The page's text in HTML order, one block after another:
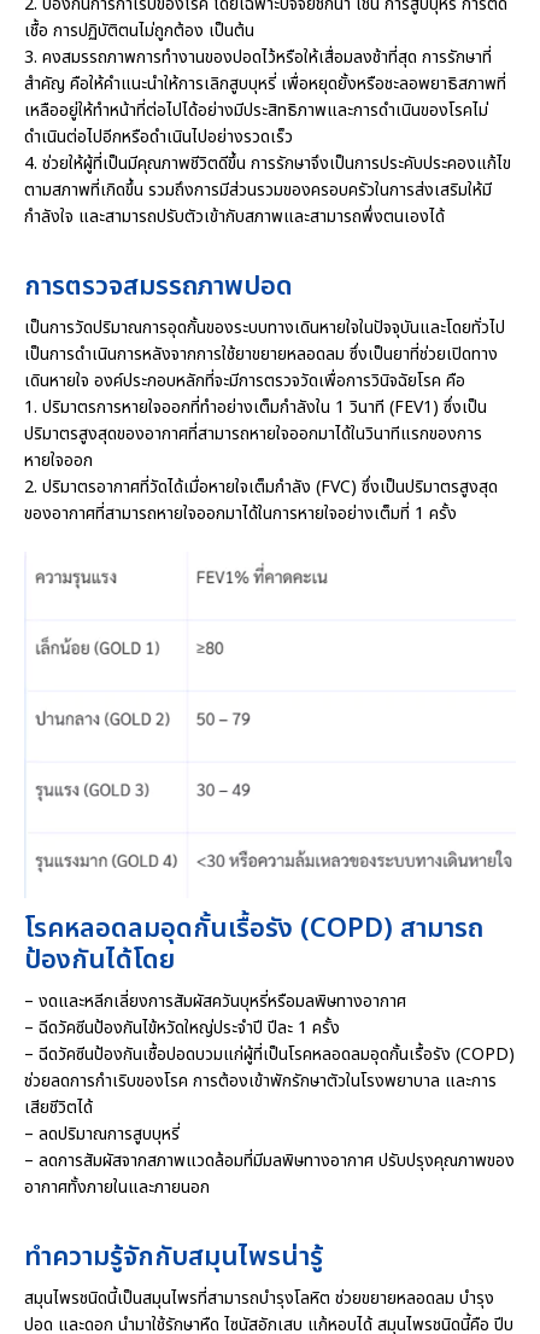
เชื้อ การปฏิบัติตนไม่ถูกต้อง เป็นต้น
3. คงสมรรถภาพการทำงานของปอดไว้หรือให้เสื่อมลงช้าที่สุด การรักษาที่
สำคัญ คือให้คำแนะนำให้การเลิกสูบบุหรี่ เพื่อหยุดยั้งหรือชะลอพยาธิสภาพที่
เหลืออยู่ให้ทำหน้าที่ต่อไปได้อย่างมีประสิทธิภาพและการดำเนินของโรคไม่
ดำเนินต่อไปอีกหรือดำเนินไปอย่างรวดเร็ว
4. ช่วยให้ผู้ที่เป็นมีคุณภาพชีวิตดีขึ้น การรักษาจึงเป็นการประคับประคองแก้ไข
ตามสภาพที่เกิดขึ้น รวมถึงการมีส่วนรวมของครอบครัวในการส่งเสริมให้มี
กำลังใจ และสามารถปรับตัวเข้ากับสภาพและสามารถพึ่งตนเองได้
การตรวจสมรรถภาพปอด
เป็นการวัดปริมาณการอุดกั้นของระบบทางเดินหายใจในปัจจุบันและโดยทั่วไป
เป็นการดำเนินการหลังจากการใช้ยาขยายหลอดลม ซึ่งเป็นยาที่ช่วยเปิดทาง
เดินหายใจ องค์ประกอบหลักที่จะมีการตรวจวัดเพื่อการวินิจฉัยโรค คือ
1. ปริมาตรการหายใจออกที่ทำอย่างเต็มกำลังใน 1 วินาที (FEV1) ซึ่งเป็น
ปริมาตรสูงสุดของอากาศที่สามารถหายใจออกมาได้ในวินาทีแรกของการ
หายใจออก
2. ปริมาตรอากาศที่วัดได้เมื่อหายใจเต็มกำลัง (FVC) ซึ่งเป็นปริมาตรสูงสุด
ของอากาศที่สามารถหายใจออกมาได้ในการหายใจอย่างเต็มที่ 1 ครั้ง
โรคหลอดลมอุดกั้นเรื้อรัง (COPD) สามารถ
ป้องกันได้โดย
– งดและหลีกเลี่ยงการสัมผัสควันบุหรี่หรือมลพิษทางอากาศ
– ฉีดวัคซีนป้องกันไข้หวัดใหญ่ประจำปี ปีละ 1 ครั้ง
– ฉีดวัคซีนป้องกันเชื้อปอดบวมแก่ผู้ที่เป็นโรคหลอดลมอุดกั้นเรื้อรัง (COPD)
ช่วยลดการกำเริบของโรค การต้องเข้าพักรักษาตัวในโรงพยาบาล และการ
เสียชีวิตได้
– ลดปริมาณการสูบบุหรี่
– ลดการสัมผัสจากสภาพแวดล้อมที่มีมลพิษทางอากาศ ปรับปรุงคุณภาพของ
อากาศทั้งภายในและภายนอก
ทำความรู้จักกับสมุนไพรน่ารู้
สมุนไพรชนิดนี้เป็นสมุนไพรที่สามารถบำรุงโลหิต ช่วยขยายหลอดลม บำรุง
ปอด และดอก นำมาใช้รักษาหืด ไซนัสอักเสบ แก้หอบได้ สมุนไพรชนิดนี้คือ ปีบ